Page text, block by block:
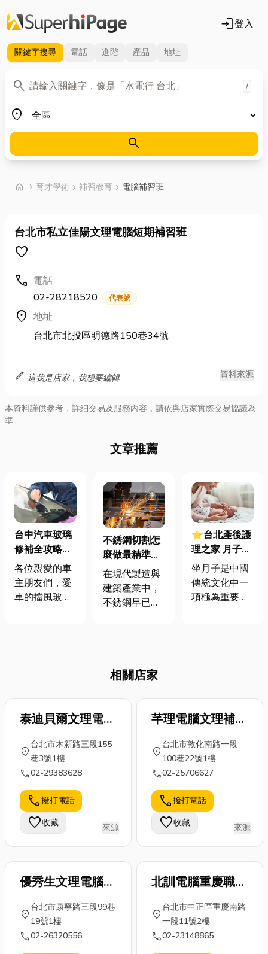
login登入
關鍵字搜尋 電話 進階 產品 地址
search
關鍵字 /
place
地區
search
home chevron_right 首頁
育才學術 chevron_right 補習教育 chevron_right 電腦補習班
台北市私立佳陽文理電腦短期補習班
favorite
call 電話
02-28218520
代表號
location_on 地址
台北市北投區明德路150巷34號
edit 這我是店家，我想要編輯 資料來源
本資料謹供參考，詳細交易及服務內容，請依與店家實際交易協議為
準
文章推薦
台中汽車玻璃
修補全攻略！
修補條件、費
用、有效性，
小編一次告訴
各位親愛的車
主朋友們，愛
車的擋風玻璃
裂痕或破損
時，心中一定
充滿疑問：到
底能不能修
補？在台中汽
車玻璃修補的
補後會不會有
後遺症？別著
急！今天，就
不銹鋼切割怎
麼做最精準？
從雷射到CNC
加工，一篇帶
你快速看懂 🔍
在現代製造與
建築產業中，
不銹鋼早已成
療設備，還是
的精密零件，
都離不開不銹
在這些產品誕
銹鋼切割技術
正是關鍵的一
進步，從傳統
機械裁剪到現
代的不銹...
⭐台北產後護
理之家 月子中
心 人氣8大精
選 坐月子要注
意什麼 破解坐
坐月子是中國
傳統文化中一
項極為重要的
月，被視為對
新生命和新媽
咪進行全方位
護理的時光。
本篇文章將介
紹網路最多人
北產後護理之
家，同時匯整
坐月子7大迷
相關店家
泰迪貝爾文理電腦
補習班
location_on
台北市木新路三段155
巷3號1樓
call02-29383628
call撥打電話
favorite收藏 來源
芊理電腦文理補習
location_on
台北市敦化南路一段
100巷22號1樓
call02-25706627
call撥打電話
favorite收藏 來源
優秀生文理電腦短
期補習班
location_on
台北市康寧路三段99巷
19號1樓
call02-26320556
北訓電腦重慶職訓
location_on
台北市中正區重慶南路
一段11號2樓
call02-23148865